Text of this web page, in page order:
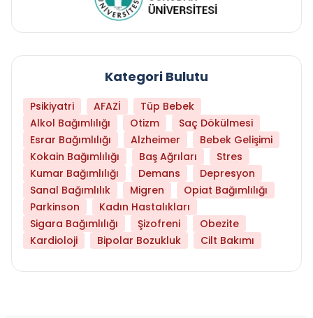
Kategori Bulutu
Psikiyatri AFAZİ
Tüp Bebek
Alkol Bağımlılığı
Otizm
Saç Dökülmesi
Esrar Bağımlılığı
Alzheimer
Bebek Gelişimi
Kokain Bağımlılığı
Baş Ağrıları
Stres
Kumar Bağımlılığı
Demans
Depresyon
Sanal Bağımlılık
Migren
Opiat Bağımlılığı
Parkinson
Kadın Hastalıkları
Sigara Bağımlılığı
Şizofreni
Obezite
Kardioloji
Bipolar Bozukluk Cilt Bakımı